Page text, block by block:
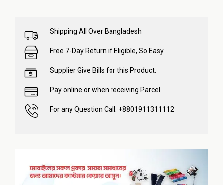
Shipping All Over Bangladesh
Free 7-Day Return if Eligible, So Easy
Supplier Give Bills for this Product.
Pay online or when receiving Parcel
For any Question Call: +8801911311112